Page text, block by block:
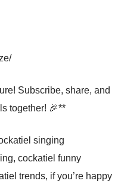
Subscribe, share, and
together! 🎉**
singing
cockatiel funny
trends, if you’re happy